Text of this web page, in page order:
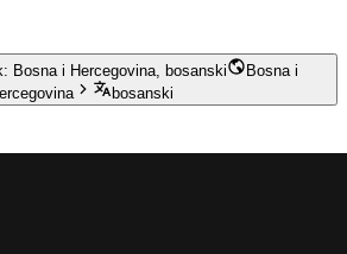
Bosna i Hercegovina, bosanski
Bosna i
bosanski